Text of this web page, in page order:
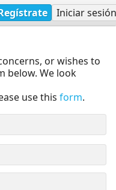
Iniciar sesión
or wishes to
below. We look
use this form.